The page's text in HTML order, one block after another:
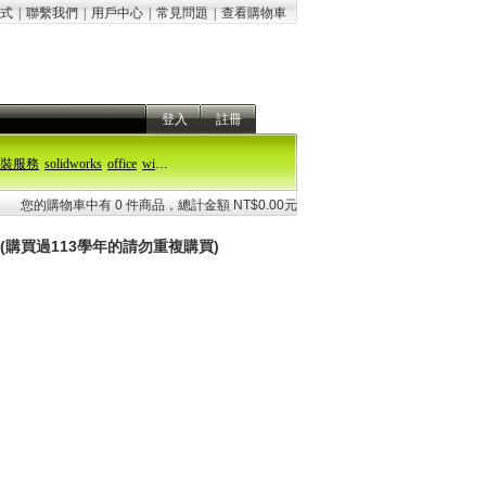
聯繫我們 用戶中心 常見問題 查看購物車
登入 註冊
服務 solidworks office windows 11
您的購物車中有 0 件商品，總計金額 NT$0.00元
買過113學年的請勿重複購買)